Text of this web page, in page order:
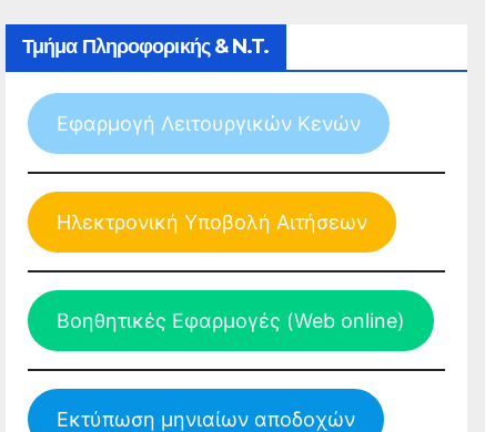
Τμήμα Πληροφορικής & N.T.
Εφαρμογή Λειτουργικών Κενών
Ηλεκτρονική Υποβολή Αιτήσεων
Βοηθητικές Εφαρμογές (Web online)
Εκτύπωση μηνιαίων αποδοχών